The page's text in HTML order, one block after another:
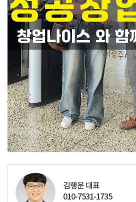
김행운 대표
010-7531-1735